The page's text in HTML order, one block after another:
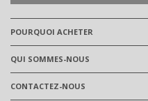
POURQUOI ACHETER
QUI SOMMES-NOUS
CONTACTEZ-NOUS